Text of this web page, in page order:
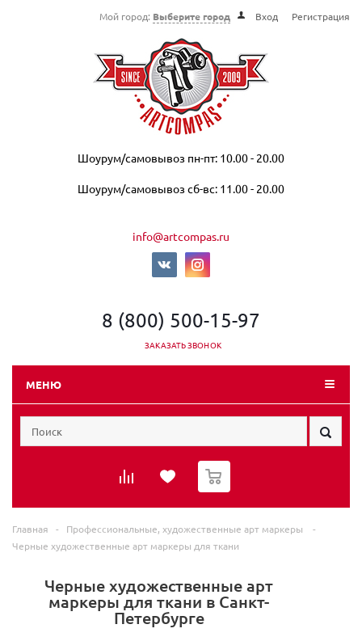
Мой город: Выберите город Вход Регистрация
Шоурум/самовывоз пн-пт: 10.00 - 20.00
Шоурум/самовывоз сб-вс: 11.00 - 20.00
info@artcompas.ru
8 (800) 500-15-97
ЗАКАЗАТЬ ЗВОНОК
МЕНЮ
0
Главная - Профессиональные, художественные арт маркеры
-
Черные художественные арт маркеры для ткани
Черные художественные арт
маркеры для ткани в Санкт-
Петербурге